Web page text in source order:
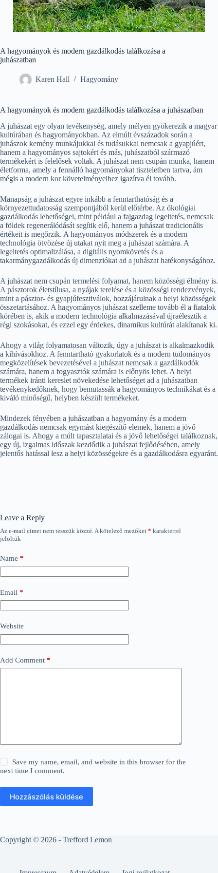
A hagyományok és modern gazdálkodás találkozása a
juhászatban
Karen Hall Hagyomány
A hagyományok és modern gazdálkodás találkozása a juhászatban
A juhászat egy olyan tevékenység, amely mélyen gyökerezik a magyar
kultúrában és hagyományokban. Az elmúlt évszázadok során a
juhászok kemény munkájukkal és tudásukkal nemcsak a gyapjúért,
hanem a hagyományos sajtokért és más, juhászatból származó
termékekért is felelősek voltak. A juhászat nem csupán munka, hanem
életforma, amely a fennálló hagyományokat tiszteletben tartva, ám
mégis a modern kor követelményeihez igazítva él tovább.
Manapság a juhászat egyre inkább a fenntarthatóság és a
környezettudatosság szempontjából kerül előtérbe. Az ökológiai
gazdálkodás lehetőségei, mint például a fajgazdag legeltetés, nemcsak
a földek regenerálódását segítik elő, hanem a juhászat tradicionális
értékeit is megőrzik. A hagyományos módszerek és a modern
technológia ötvözése új utakat nyit meg a juhászat számára. A
legeltetés optimalizálása, a digitális nyomkövetés és a
takarmánygazdálkodás új dimenziókat ad a juhászat hatékonyságához.
A juhászat nem csupán termelési folyamat, hanem közösségi élmény is.
A pásztorok életstílusa, a nyájak terelése és a közösségi rendezvények,
mint a pásztor- és gyapjúfesztiválok, hozzájárulnak a helyi közösségek
összetartásához. A hagyományos juhászat szelleme tovább él a fiatalok
körében is, akik a modern technológia alkalmazásával újraélesztik a
régi szokásokat, és ezzel egy érdekes, dinamikus kultúrát alakítanak ki.
Ahogy a világ folyamatosan változik, úgy a juhászat is alkalmazkodik
a kihívásokhoz. A fenntartható gyakorlatok és a modern tudományos
megközelítések bevezetésével a juhászat nemcsak a gazdálkodók
számára, hanem a fogyasztók számára is előnyös lehet. A helyi
termékek iránti kereslet növekedése lehetőséget ad a juhászatban
tevékenykedőknek, hogy bemutassák a hagyományos technikákat és a
kiváló minőségű, helyben készült termékeket.
Mindezek fényében a juhászatban a hagyomány és a modern
gazdálkodás nemcsak egymást kiegészítő elemek, hanem a jövő
zálogai is. Ahogy a múlt tapasztalatai és a jövő lehetőségei találkoznak,
egy új, izgalmas időszak kezdődik a juhászat fejlődésében, amely
jelentős hatással lesz a helyi közösségekre és a gazdálkodásra egyaránt.
Leave a Reply
Az e-mail címet nem tesszük közzé.A kötelező mezőket * karakterrel
jelöltük
Name *
Email *
Website
Add Comment *
Save my name, email, and website in this browser for the
next time I comment.
Hozzászólás küldése
Copyright © 2026 - Trefford Lemon